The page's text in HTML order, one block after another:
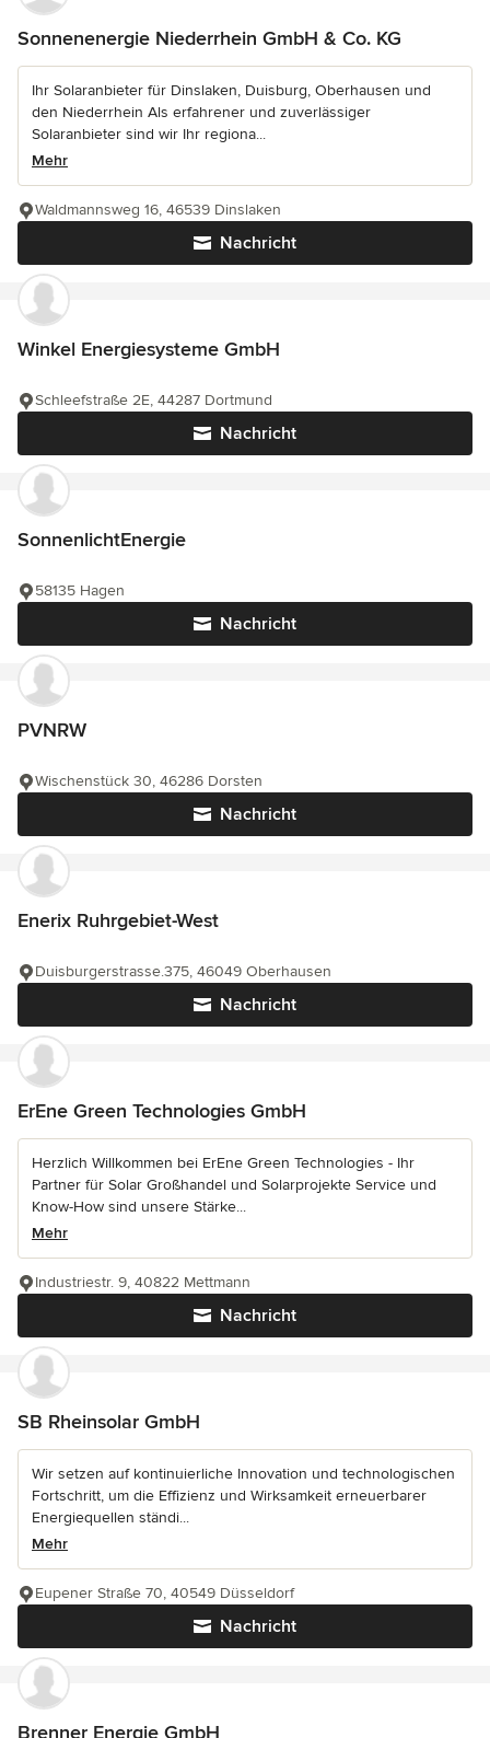
Sonnenenergie Niederrhein GmbH & Co. KG
Ihr Solaranbieter für Dinslaken, Duisburg, Oberhausen und
den Niederrhein Als erfahrener und zuverlässiger
Solaranbieter sind wir Ihr regiona...
Mehr
Nachricht
Waldmannsweg 16, 46539 Dinslaken
Winkel Energiesysteme GmbH
Nachricht
Schleefstraße 2E, 44287 Dortmund
SonnenlichtEnergie
Nachricht
58135 Hagen
PVNRW
Nachricht
Wischenstück 30, 46286 Dorsten
Enerix Ruhrgebiet-West
Nachricht
Duisburgerstrasse.375, 46049 Oberhausen
ErEne Green Technologies GmbH
Herzlich Willkommen bei ErEne Green Technologies - Ihr
Partner für Solar Großhandel und Solarprojekte Service und
Know-How sind unsere Stärke...
Mehr
Nachricht
Industriestr. 9, 40822 Mettmann
SB Rheinsolar GmbH
Wir setzen auf kontinuierliche Innovation und technologischen
Fortschritt, um die Effizienz und Wirksamkeit erneuerbarer
Energiequellen ständi...
Mehr
Nachricht
Eupener Straße 70, 40549 Düsseldorf
Brenner Energie GmbH